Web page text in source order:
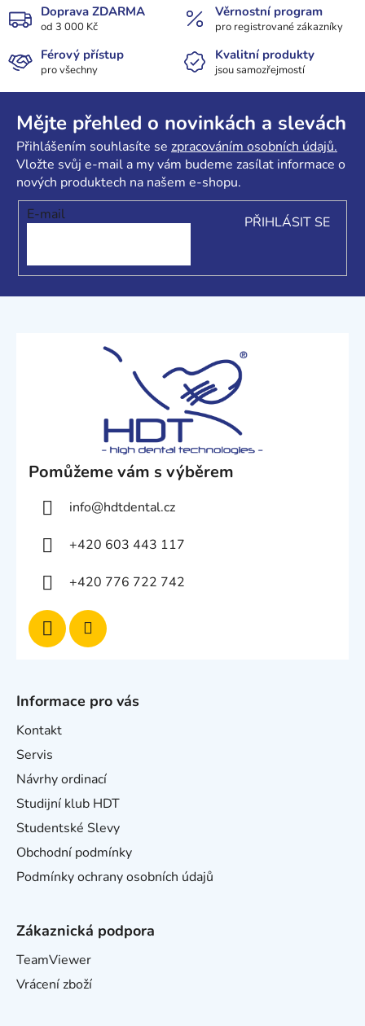
á
d
a
c
r
v
k
y
v
p
s
u
Doprava ZDARMA
od 3 000 Kč
Věrnostní program
pro registrované zákazníky
Férový přístup
pro všechny
Kvalitní produkty
jsou samozřejmostí
Mějte přehled o novinkách a slevách
Přihlášením souhlasíte se zpracováním osobních údajů.
Vložte svůj e-mail a my vám budeme zasílat informace o
nových produktech na našem e-shopu.
E-mail
PŘIHLÁSIT SE
Pomůžeme vám s výběrem
info@hdtdental.cz
+420 603 443 117
+420 776 722 742
Informace pro vás
Kontakt
Servis
Návrhy ordinací
Studijní klub HDT
Studentské Slevy
Obchodní podmínky
Podmínky ochrany osobních údajů
Zákaznická podpora
TeamViewer
Vrácení zboží